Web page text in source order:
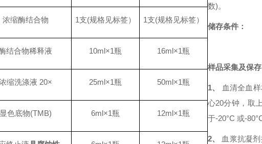
浓缩酶结合物 1支(规格见标签） 1支(规格见标签）
结合物稀释液 10ml×1瓶 16ml×1瓶
缩洗涤液 20× 25ml×1瓶 50ml×1瓶
色底物(TMB) 6ml×1瓶 12ml×1瓶
数)。
储存条件：
样品采集及保存
1、 血清全血
心20分钟，取
于-20°C 或-80°C
2、 血浆抗凝